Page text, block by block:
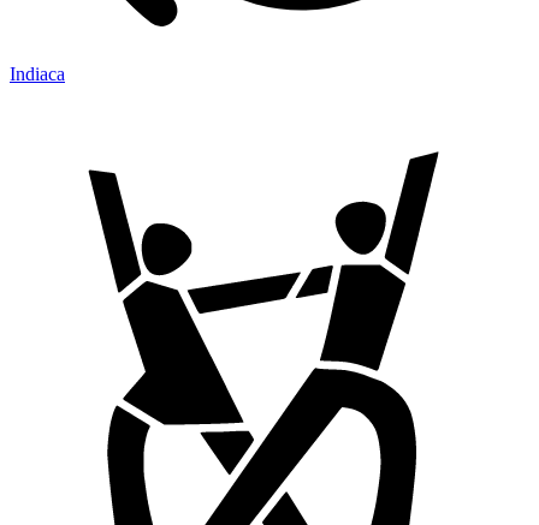
Indiaca